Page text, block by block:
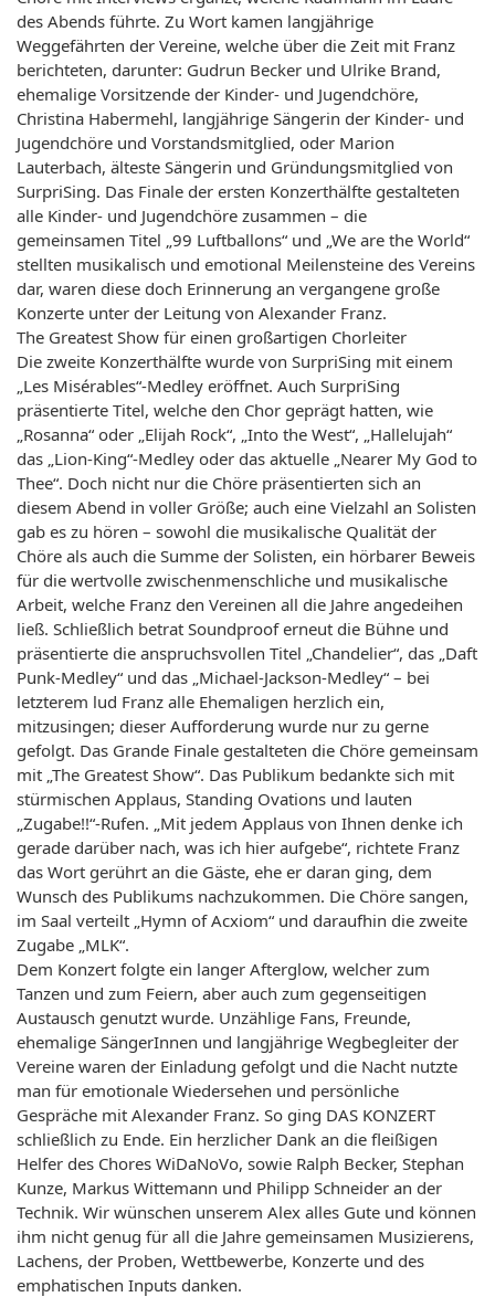
des Abends führte. Zu Wort kamen langjährige
Weggefährten der Vereine, welche über die Zeit mit Franz
berichteten, darunter: Gudrun Becker und Ulrike Brand,
ehemalige Vorsitzende der Kinder- und Jugendchöre,
Christina Habermehl, langjährige Sängerin der Kinder- und
Jugendchöre und Vorstandsmitglied, oder Marion
Lauterbach, älteste Sängerin und Gründungsmitglied von
SurpriSing. Das Finale der ersten Konzerthälfte gestalteten
alle Kinder- und Jugendchöre zusammen – die
gemeinsamen Titel „99 Luftballons“ und „We are the World“
stellten musikalisch und emotional Meilensteine des Vereins
dar, waren diese doch Erinnerung an vergangene große
Konzerte unter der Leitung von Alexander Franz.
The Greatest Show für einen großartigen Chorleiter
Die zweite Konzerthälfte wurde von SurpriSing mit einem
„Les Misérables“-Medley eröffnet. Auch SurpriSing
präsentierte Titel, welche den Chor geprägt hatten, wie
„Rosanna“ oder „Elijah Rock“, „Into the West“, „Hallelujah“
das „Lion-King“-Medley oder das aktuelle „Nearer My God to
Thee“. Doch nicht nur die Chöre präsentierten sich an
diesem Abend in voller Größe; auch eine Vielzahl an Solisten
gab es zu hören – sowohl die musikalische Qualität der
Chöre als auch die Summe der Solisten, ein hörbarer Beweis
für die wertvolle zwischenmenschliche und musikalische
Arbeit, welche Franz den Vereinen all die Jahre angedeihen
ließ. Schließlich betrat Soundproof erneut die Bühne und
präsentierte die anspruchsvollen Titel „Chandelier“, das „Daft
Punk-Medley“ und das „Michael-Jackson-Medley“ – bei
letzterem lud Franz alle Ehemaligen herzlich ein,
mitzusingen; dieser Aufforderung wurde nur zu gerne
gefolgt. Das Grande Finale gestalteten die Chöre gemeinsam
mit „The Greatest Show“. Das Publikum bedankte sich mit
stürmischen Applaus, Standing Ovations und lauten
„Zugabe!!“-Rufen. „Mit jedem Applaus von Ihnen denke ich
gerade darüber nach, was ich hier aufgebe“, richtete Franz
das Wort gerührt an die Gäste, ehe er daran ging, dem
Wunsch des Publikums nachzukommen. Die Chöre sangen,
im Saal verteilt „Hymn of Acxiom“ und daraufhin die zweite
Zugabe „MLK“.
Dem Konzert folgte ein langer Afterglow, welcher zum
Tanzen und zum Feiern, aber auch zum gegenseitigen
Austausch genutzt wurde. Unzählige Fans, Freunde,
ehemalige SängerInnen und langjährige Wegbegleiter der
Vereine waren der Einladung gefolgt und die Nacht nutzte
man für emotionale Wiedersehen und persönliche
Gespräche mit Alexander Franz. So ging DAS KONZERT
schließlich zu Ende. Ein herzlicher Dank an die fleißigen
Helfer des Chores WiDaNoVo, sowie Ralph Becker, Stephan
Kunze, Markus Wittemann und Philipp Schneider an der
Technik. Wir wünschen unserem Alex alles Gute und können
ihm nicht genug für all die Jahre gemeinsamen Musizierens,
Lachens, der Proben, Wettbewerbe, Konzerte und des
emphatischen Inputs danken.